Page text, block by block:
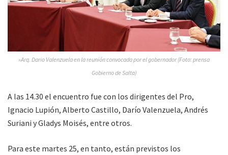
»Arq. Dario Valenzuela en la reunión convocada por el gobernador (Foto: prensa
Gobierno de Salta)
A las 14.30 el encuentro fue con los dirigentes del Pro,
Ignacio Lupión, Alberto Castillo, Darío Valenzuela, Andrés
Suriani y Gladys Moisés, entre otros.
Para este martes 25, en tanto, están previstos los